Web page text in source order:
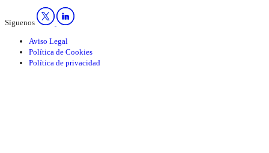
Síguenos
Aviso Legal
Política de Cookies
Política de privacidad